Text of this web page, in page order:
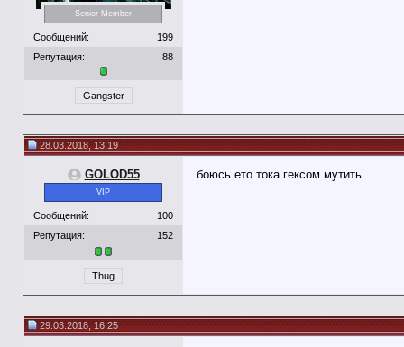
Senior Member
Сообщений:
199
Репутация:
88
Gangster
28.03.2018, 13:19
GOLOD55
VIP
Сообщений:
100
Репутация:
152
Thug
боюсь ето тока гексом мутить
29.03.2018, 16:25